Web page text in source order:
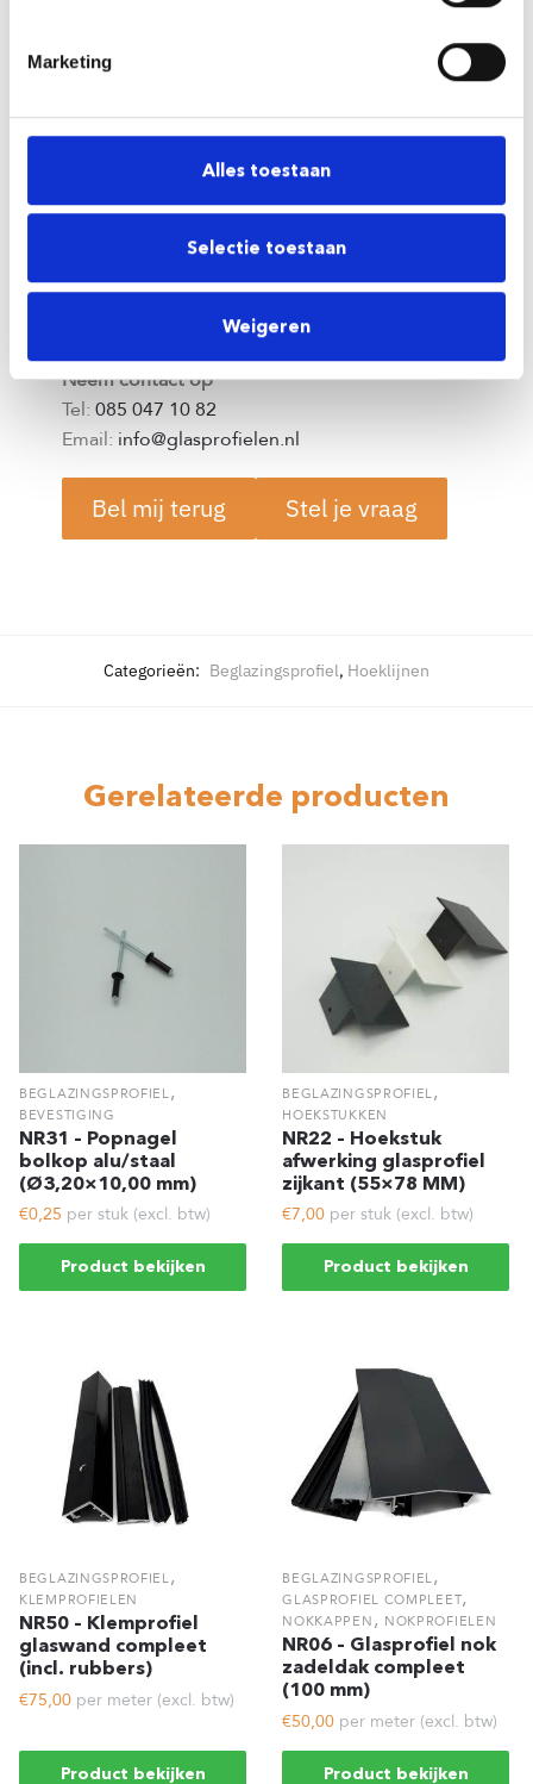
Marketing
Alles toestaan
Selectie toestaan
Weigeren
Neem contact op
Tel: 085 047 10 82
Email: info@glasprofielen.nl
Bel mij terug Stel je vraag
Categorieën: Beglazingsprofiel, Hoeklijnen
Gerelateerde producten
BEGLAZINGSPROFIEL,
BEVESTIGING
NR31 – Popnagel
bolkop alu/staal
(Ø3,20×10,00 mm)
€0,25 per stuk (excl. btw)
Product bekijken
BEGLAZINGSPROFIEL,
HOEKSTUKKEN
NR22 – Hoekstuk
afwerking glasprofiel
zijkant (55×78 MM)
€7,00 per stuk (excl. btw)
Product bekijken
BEGLAZINGSPROFIEL,
KLEMPROFIELEN
NR50 – Klemprofiel
glaswand compleet
(incl. rubbers)
€75,00 per meter (excl. btw)
Product bekijken
BEGLAZINGSPROFIEL,
GLASPROFIEL COMPLEET,
NOKKAPPEN , NOKPROFIELEN
NR06 – Glasprofiel nok
zadeldak compleet
(100 mm)
€50,00 per meter (excl. btw)
Product bekijken